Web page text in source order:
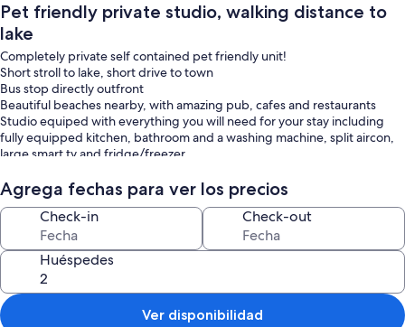
Pet friendly private studio, walking distance to
lake
Completely private self contained pet friendly unit!
Short stroll to lake, short drive to town
Bus stop directly outfront
Beautiful beaches nearby, with amazing pub, cafes and restaurants
Studio equiped with everything you will need for your stay including
fully equipped kitchen, bathroom and a washing machine, split aircon,
large smart tv and fridge/freezer
Agrega fechas para ver los precios
Check-in Check-out
Huéspedes
Ver disponibilidad